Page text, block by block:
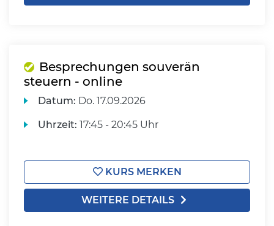
Besprechungen souverän
steuern - online
Datum: Do. 17.09.2026
Uhrzeit: 17:45 - 20:45 Uhr
KURS MERKEN
WEITERE DETAILS